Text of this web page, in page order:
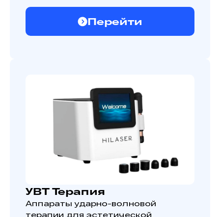
Перейти
УВТ Терапия
Аппараты ударно-волновой
терапии для эстетической